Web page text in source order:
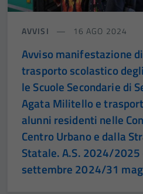
AVVISI 16 AGO 2024
Avviso manifestazione
trasporto scolastico
le Scuole Secondarie di
Agata Militello e
alunni residenti nelle
Centro Urbano e dalla
Statale. A.S. 2024/
settembre 2024/31